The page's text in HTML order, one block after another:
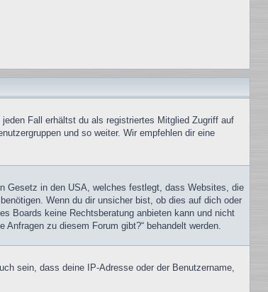
Fall erhältst du als registriertes Mitglied Zugriff auf
und so weiter. Wir empfehlen dir eine
Gesetz in den USA, welches festlegt, dass Websites, die
Wenn du dir unsicher bist, ob dies auf dich oder
Boards keine Rechtsberatung anbieten kann und nicht
zu diesem Forum gibt?“ behandelt werden.
sein, dass deine IP-Adresse oder der Benutzername,